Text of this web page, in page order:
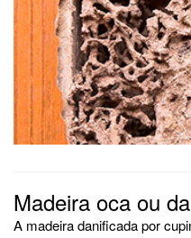
Madeira oca ou
A madeira danificada por